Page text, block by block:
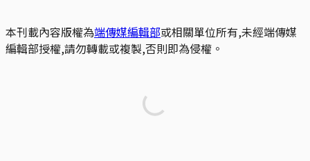
本刊載內容版權為端傳媒編輯部或相關單位所有,未經端傳媒
編輯部授權,請勿轉載或複製,否則即為侵權。